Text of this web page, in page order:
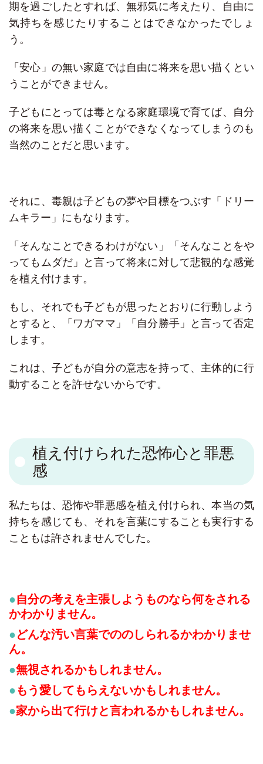
期を過ごしたとすれば、無邪気に考えたり、自由に
気持ちを感じたりすることはできなかったでしょ
う。
「安心」の無い家庭では自由に将来を思い描くとい
うことができません。
子どもにとっては毒となる家庭環境で育てば、自分
の将来を思い描くことができなくなってしまうのも
当然のことだと思います。
それに、毒親は子どもの夢や目標をつぶす「ドリー
ムキラー」にもなります。
「そんなことできるわけがない」「そんなことをや
ってもムダだ」と言って将来に対して悲観的な感覚
を植え付けます。
もし、それでも子どもが思ったとおりに行動しよう
とすると、「ワガママ」「自分勝手」と言って否定
します。
これは、子どもが自分の意志を持って、主体的に行
動することを許せないからです。
植え付けられた恐怖心と罪悪
感
私たちは、恐怖や罪悪感を植え付けられ、本当の気
持ちを感じても、それを言葉にすることも実行する
こともは許されませんでした。
自分の考えを主張しようものなら何をされる
かわかりません。
どんな汚い言葉でののしられるかわかりませ
ん。
無視されるかもしれません。
もう愛してもらえないかもしれません。
家から出て行けと言われるかもしれません。